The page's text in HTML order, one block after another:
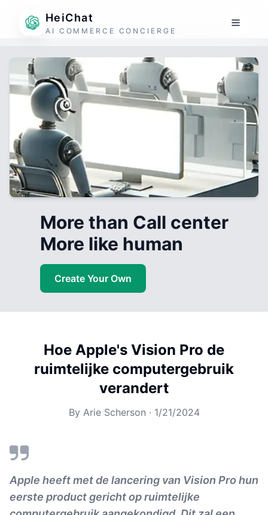
HeiChat
AI COMMERCE CONCIERGE
More than Call center
More like human
Create Your Own
Hoe Apple's Vision Pro de
ruimtelijke computergebruik
verandert
By Arie Scherson · 1/21/2024
Apple heeft met de lancering van Vision Pro hun
eerste product gericht op ruimtelijke